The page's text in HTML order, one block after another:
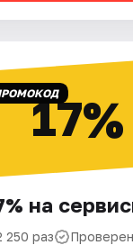
17%
на
250 раз